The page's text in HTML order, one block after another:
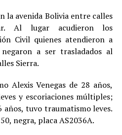
la avenida Bolivia entre calles
Al lugar acudieron los
Civil quienes atendieron a
a ser trasladados al
Sierra.
Alexis Venegas de 28 años,
y escoriaciones múltiples;
años, tuvo traumatismo leves.
negra, placa AS2036A.